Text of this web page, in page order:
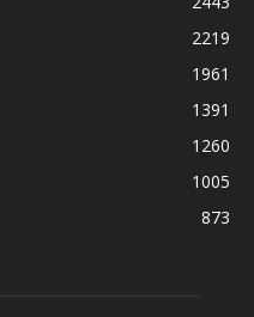
2219
1961
1391
1260
1005
873